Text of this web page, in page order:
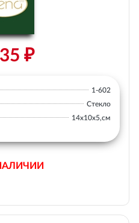
₽
1-602
Стекло
14х10х5,см